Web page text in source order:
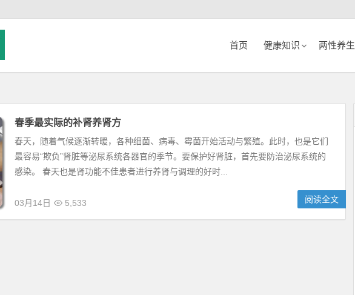
首页 健康知识 两性养生
春季最实际的补肾养肾方
春天，随着气候逐渐转暖，各种细菌、病毒、霉菌开始活动与繁殖。此时，也是它们
最容易“欺负”肾脏等泌尿系统各器官的季节。要保护好肾脏，首先要防治泌尿系统的
感染。 春天也是肾功能不佳患者进行养肾与调理的好时...
03月14日 5,533 阅读全文